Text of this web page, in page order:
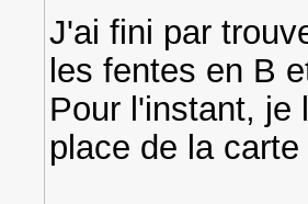
J'ai fini par
les fentes en B
Pour l'instant, je
place de la